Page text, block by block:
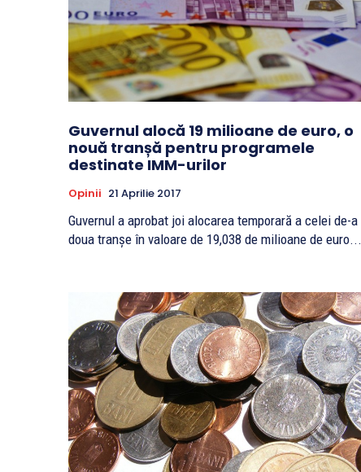
Guvernul alocă 19 milioane de euro, o
nouă tranșă pentru programele
destinate IMM-urilor
Opinii 21 Aprilie 2017
Guvernul a aprobat joi alocarea temporară a celei de-a
doua tranșe în valoare de 19,038 de milioane de euro...